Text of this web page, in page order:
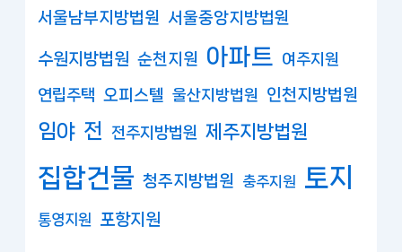
서울남부지방법원 서울중앙지방법원
수원지방법원 순천지원 아파트 여주지원
연립주택 오피스텔 울산지방법원 인천지방법원
임야 전 전주지방법원 제주지방법원
집합건물 청주지방법원 충주지원 토지
통영지원 포항지원